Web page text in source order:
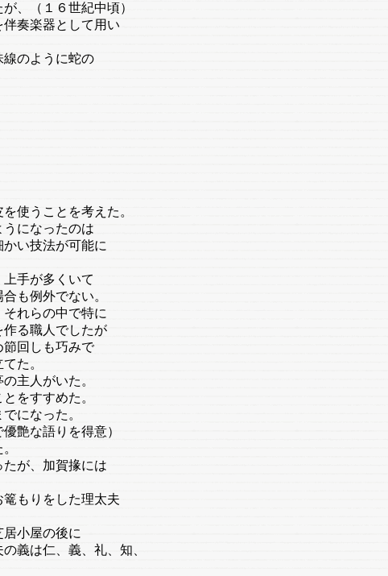
、（１６世紀中頃）
奏楽器として用い
のように蛇の
使うことを考えた。
になったのは
い技法が可能に
手が多くいて
も例外でない。
れらの中で特に
る職人でしたが
回しも巧みで
た。
主人がいた。
をすすめた。
になった。
艶な語りを得意）
が、加賀掾には
もりをした理太夫
小屋の後に
義は仁、義、礼、知、